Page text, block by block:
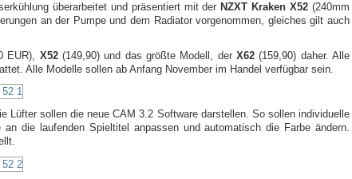
überarbeitet und präsentiert mit der NZXT Kraken X52 (240mm
an der Pumpe und dem Radiator vorgenommen, gleiches gilt auch
EUR), X52(149,90) und das größte Modell, derX62 (159,90) daher. Alle
Alle Modelle sollen ab Anfang November im Handel verfügbar sein.
Lüfter sollen die neue CAM 3.2 Software darstellen. So sollen individuelle
die laufenden Spieltitel anpassen und automatisch die Farbe ändern.